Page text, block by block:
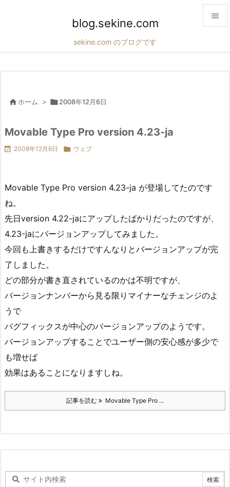
blog.sekine.com
sekine.com のブログです

 ホーム > 2008年12月6日
Movable Type Pro version 4.23-ja
 2008年12月6日  ウェブ
Movable Type Pro version 4.23-ja が登場してたのです
ね。
先日version 4.22-jaにアップしたばかりだったのですが、
4.23-jaにバージョンアップしてみました。
今回も上書きするだけですんなりとバージョンアップが完
了しました。
どの部分が書き直されているのかは不明ですが、
バージョンナンバーから見る限りマイナーなチェンジのよ
うで
バグフィックスが中心のバージョンアップのようです。
バージョンアップすることでユーザー側の安心感が多少で
も増せば
効果はあることになりますしね。
記事を読む Movable Type Pro ...